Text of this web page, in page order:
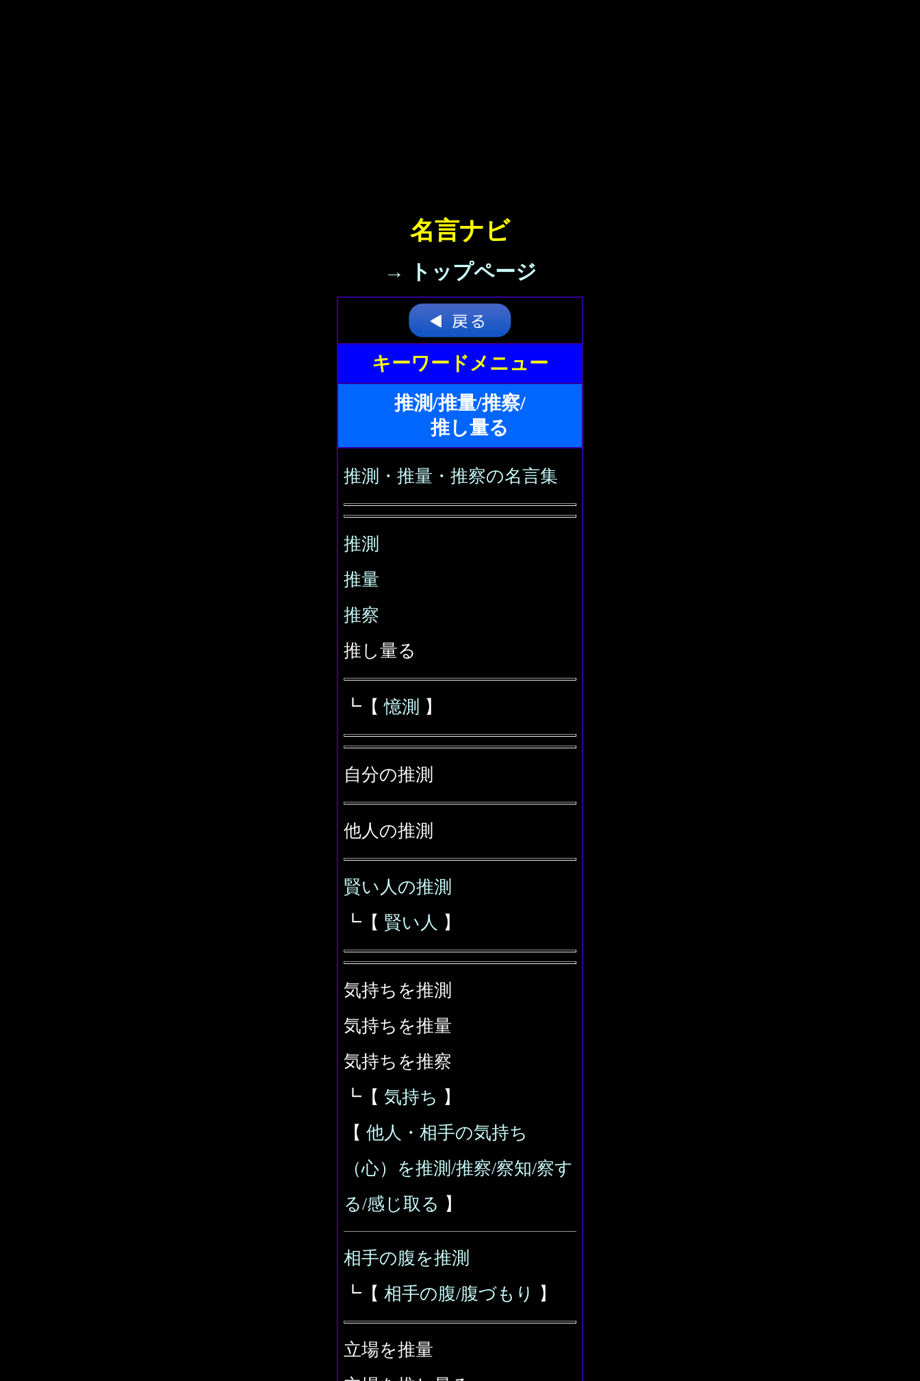
名言ナビ
→ トップページ
キーワードメニュー
推測/推量/推察/
推し量る
推測・推量・推察の名言集
推測
推量
推察
推し量る
┗【憶測 】
自分の推測
他人の推測
賢い人の推測
┗【 賢い人 】
気持ちを推測
気持ちを推量
気持ちを推察
┗【 気持ち 】
【 他人・相手の気持ち
（心）を推測/推察/察知/察す
る/感じ取る 】
相手の腹を推測
┗【 相手の腹/腹づもり 】
立場を推量